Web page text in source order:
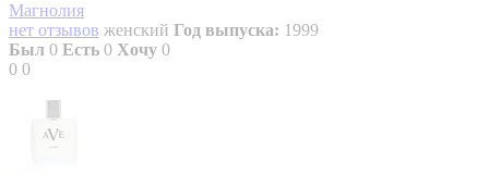
Магнолия
нет отзывов женский Год выпуска: 1999
Был 0 Есть 0 Хочу 0
0 0